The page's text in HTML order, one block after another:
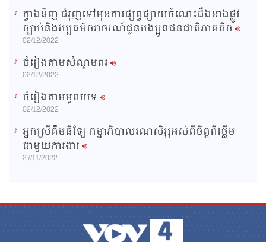
ក្វាងនិញ ជំរុញទៅមុខការផ្សព្វផ្សាយចំណេះដឹងខាងផ្លូវ
ច្បាប់និងវប្បធម៌ចរាចរណ៍ជូនបងប្អូនជនជាតិភាគតិច
02/12/2022
ចំរៀងតាមសំណូមពរ
02/12/2022
ចំរៀងតាមមូលបទ
02/12/2022
អ្នកស្រីគឹមធីឡែ កម្មាភិបាលរណសិរ្សអស់ពីចិត្តពីថ្លើម
ជាមួយការងារ
27/11/2022